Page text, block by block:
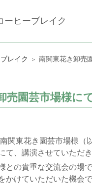
ーヒーブレイク
レイク ＞ 南関東花き卸売
売園芸市場様に
関東花き園芸市場様（
て、講演させていただき
との貴重な交流会の場
かけていただいた機会